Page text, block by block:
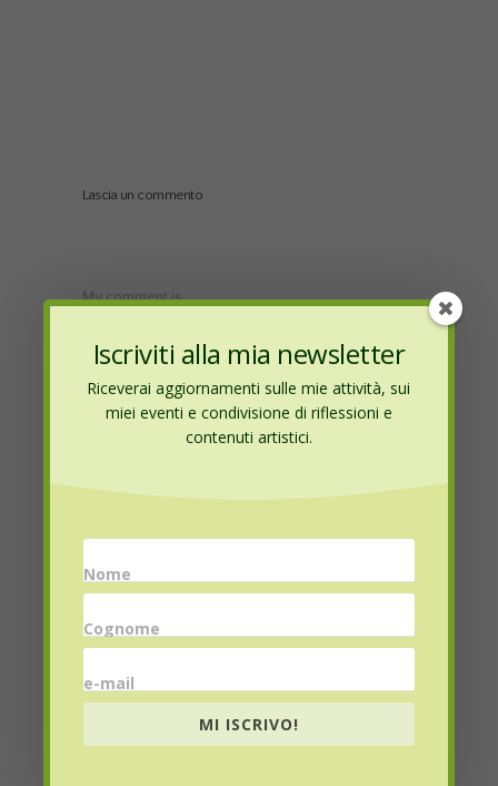
Lascia un commento
My comment is..
Name*
Iscriviti alla mia newsletter
Riceverai aggiornamenti sulle mie attività, sui
miei eventi e condivisione di riflessioni e
contenuti artistici.
Nome
Cognome
e-mail
MI ISCRIVO!